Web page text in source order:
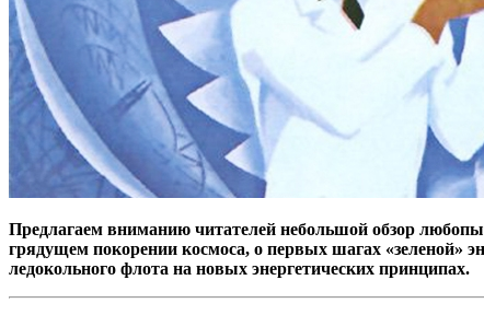
Предлагаем вниманию читателей небольшой обзор
грядущем покорении космоса, о первых шагах «зеленой»
ледокольного флота на новых энергетических принципах.